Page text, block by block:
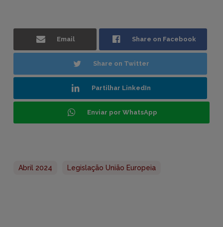
Email Share on Facebook
Share on Twitter
Partilhar LinkedIn
Enviar por WhatsApp
Abril 2024 Legislação União Europeia